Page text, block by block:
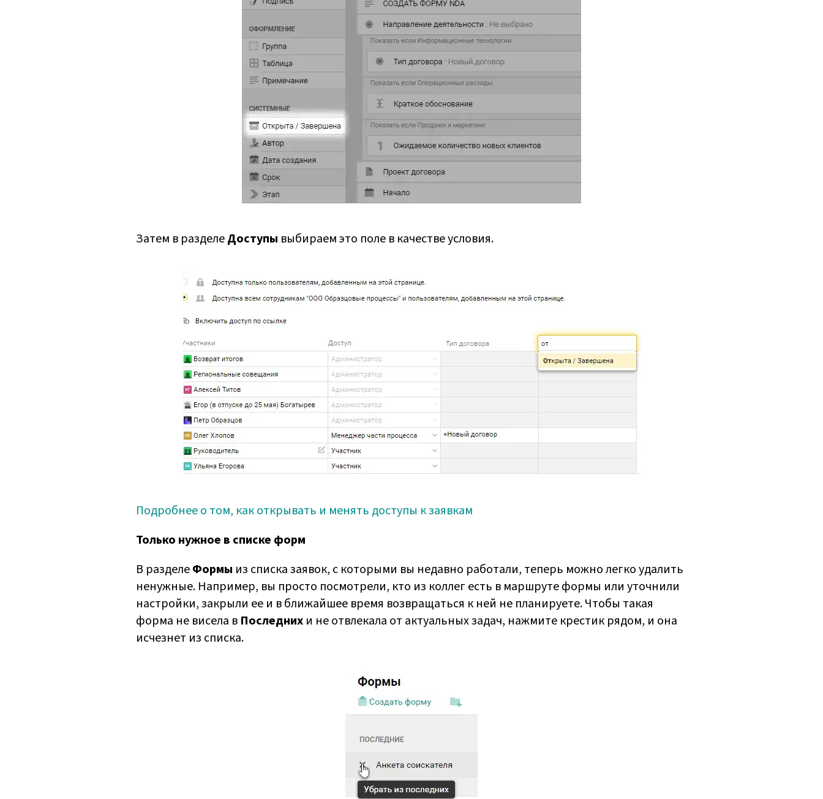
Затем в разделеДоступы выбираем это поле в качестве условия.
Подробнее о том, как открывать и менять доступы к заявкам
Только нужное в списке форм
В разделеФормы из списка заявок, с которыми вы недавно работали, теперь можно легко удалить
ненужные. Например, вы просто посмотрели, кто из коллег есть в маршруте формы или уточнили
настройки, закрыли ее и в ближайшее время возвращаться к ней не планируете. Чтобы такая
форма не висела в Последних и не отвлекала от актуальных задач, нажмите крестик рядом, и она
исчезнет из списка.